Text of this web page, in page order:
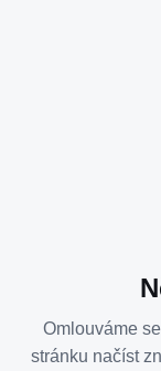
Omlouváme
stránku načíst